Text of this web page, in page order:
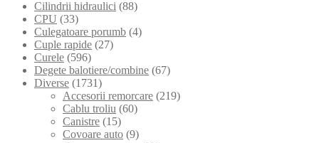
Cilindrii hidraulici (88)
CPU (33)
Culegatoare porumb (4)
Cuple rapide (27)
Curele (596)
Degete balotiere/combine (67)
Diverse (1731)
Accesorii remorcare (219)
Cablu troliu (60)
Canistre (15)
Covoare auto (9)